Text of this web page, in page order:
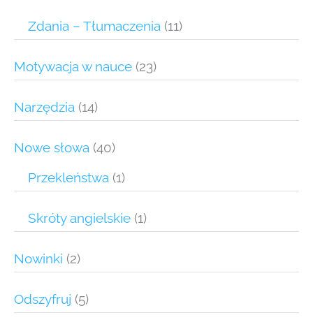
Zdania – Tłumaczenia (11)
Motywacja w nauce (23)
Narzędzia (14)
Nowe słowa (40)
Przekleństwa (1)
Skróty angielskie (1)
Nowinki (2)
Odszyfruj (5)